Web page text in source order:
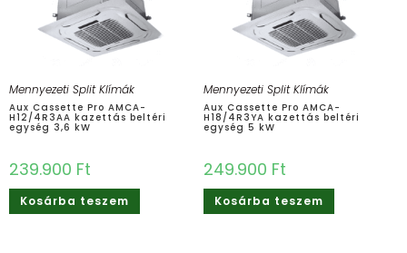
Mennyezeti Split Klímák
Aux Cassette Pro AMCA-
H12/4R3AA kazettás beltéri
egység 3,6 kW
239.900 Ft
Kosárba teszem
Mennyezeti Split Klímák
Aux Cassette Pro AMCA-
H18/4R3YA kazettás beltéri
egység 5 kW
249.900 Ft
Kosárba teszem